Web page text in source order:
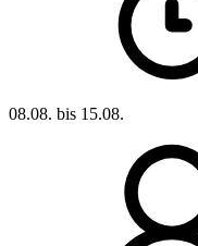
08.08. bis 15.08.